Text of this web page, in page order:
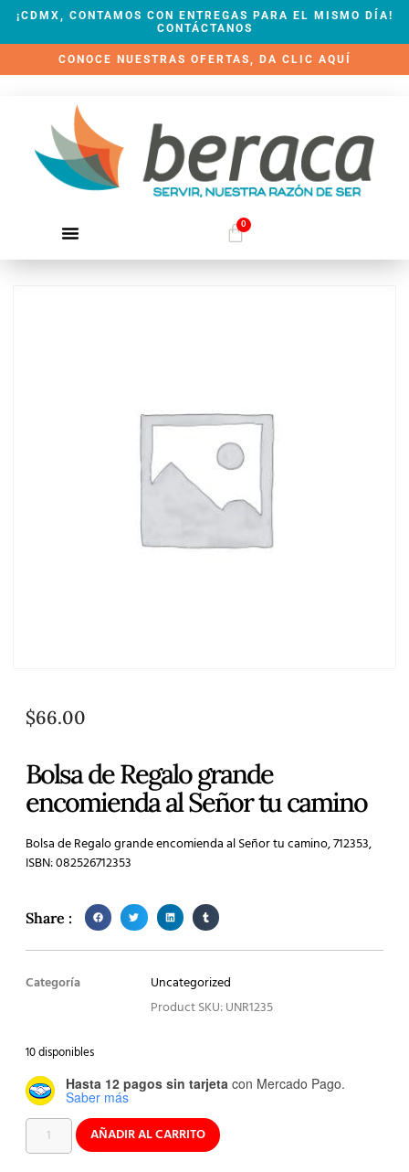
¡CDMX, CONTAMOS CON ENTREGAS PARA EL MISMO DÍA!
CONTÁCTANOS
CONOCE NUESTRAS OFERTAS, DA CLIC AQUÍ
0
$66.00
Bolsa de Regalo grande
encomienda al Señor tu camino
Bolsa de Regalo grande encomienda al Señor tu camino, 712353,
ISBN: 082526712353
Share :
Categoría
Uncategorized
Product SKU: UNR1235
10 disponibles
Hasta 12 pagos sin tarjeta con Mercado Pago.
Saber más
AÑADIR AL CARRITO